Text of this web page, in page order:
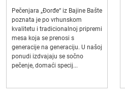
Pečenjara „Đorđe“ iz Bajine Bašte
poznata je po vrhunskom
kvalitetu i tradicionalnoj pripremi
mesa koja se prenosi s
generacije na generaciju. U našoj
ponudi izdvajaju se sočno
pečenje, domaći specij...